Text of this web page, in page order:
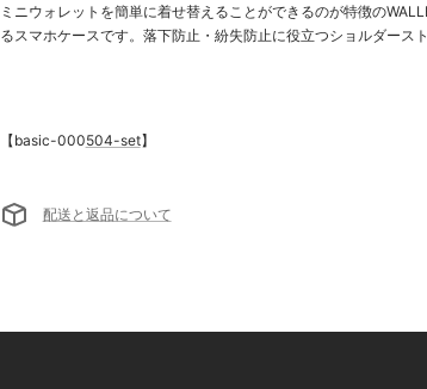
ミニウォレットを簡単に着せ替えることができるのが特徴の
るスマホケースです。落下防止・紛失防止に役立つショルダース
【basic-000504-set】
配送と返品について